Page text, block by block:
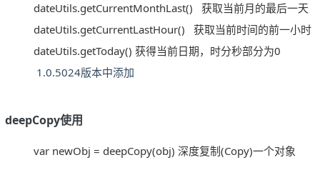
dateUtils.getCurrentMonthLast()
获取当前月的最后一天
dateUtils.getCurrentLastHour()
获取当前时间的前一小时
dateUtils.getToday() 获得当前日期，时分秒部分为0
1.0.5024版本中添加
deepCopy使用
var newObj = deepCopy(obj) 深度复制(Copy)一个对象